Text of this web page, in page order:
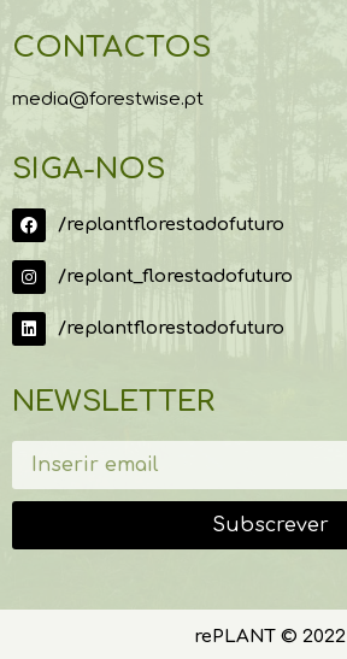
CONTACTOS
media@forestwise.pt
SIGA-NOS
/replantflorestadofuturo
/replant_florestadofuturo
/replantflorestadofuturo
NEWSLETTER
Subscrever
rePLANT © 2022